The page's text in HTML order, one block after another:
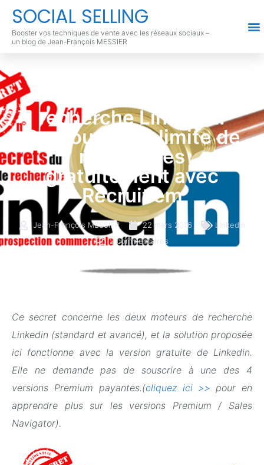
SOCIAL SELLING
Booster vos techniques de vente avec les réseaux sociaux –
un blog de Jean-François MESSIER
recherche Linkedin:
Contourner la limite de
recherches
gratuitement avec
Recruit’em
Jean-François MESSIER 22 mars 2016
Linkedin
2 commentaires
Ce secret concerne les deux moteurs de recherche
Linkedin (standard et avancé), et la solution proposée
ici fonctionne avec la version gratuite de Linkedin.
Elle ne demande pas de souscrire à une des 4
versions Premium payantes.(cliquez ici >> pour en
apprendre plus sur les versions Premium / Sales
Navigator).